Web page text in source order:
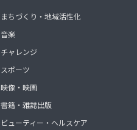
まちづくり・地域活性化
音楽
チャレンジ
スポーツ
映像・映画
書籍・雑誌出版
ビューティー・ヘルスケア